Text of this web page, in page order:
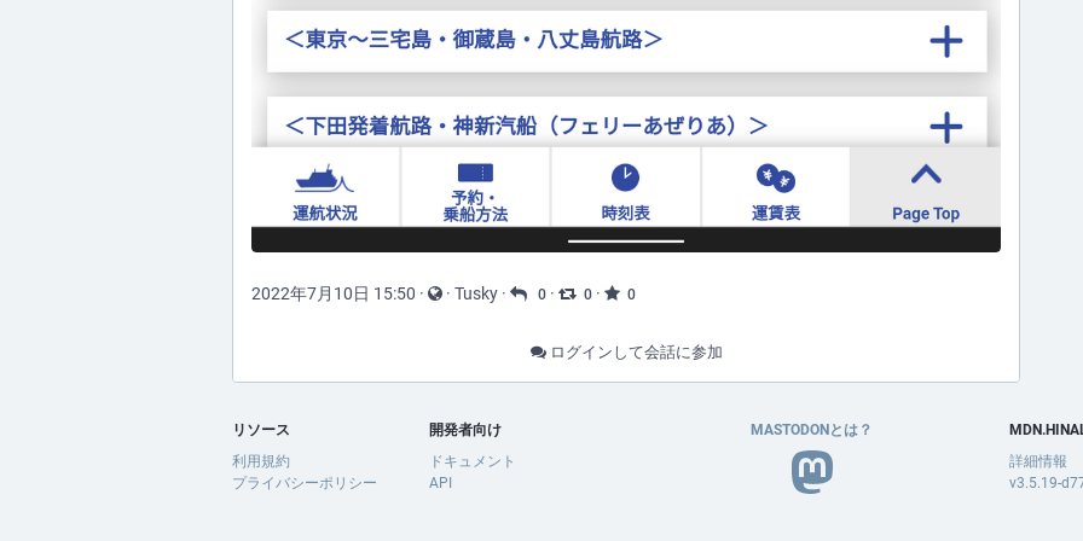
2022年7月10日 15:50 · · Tusky · 0 · 0 · 0
ログインして会話に参加
リソース
利用規約
プライバシーポリシー
開発者向け
ドキュメント
API
MASTODONとは？
詳細情報
v3.5.19-